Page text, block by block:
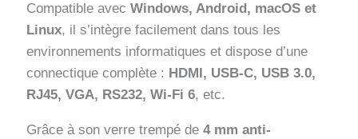
Compatible avecWindows, Android, macOS et
Linux, il s’intègre facilement dans tous les
environnements informatiques et dispose d’une
connectique complète : HDMI, USB-C, USB 3.0,
RJ45, VGA, RS232, Wi-Fi 6, etc.
Grâce à son verre trempé de4 mm anti-